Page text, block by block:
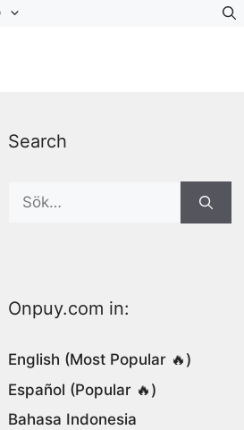
Search
Search
for:
Onpuy.com in:
English (Most Popular 🔥)
Español (Popular 🔥)
Bahasa Indonesia